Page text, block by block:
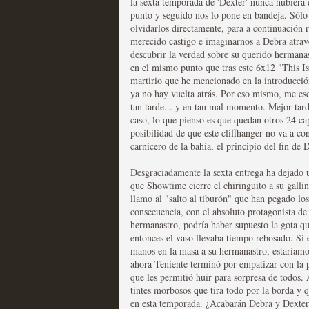
Las series disponibles
tienen fecha de
MOLTISANTI
Recomendación de la semana
La barrera de las 500
desde Silicon Valley
MOLTISANTI
Recomendación de la semana
punto y seguido nos lo pone en bandeja.
olvidarlos directamente, para a continuación
merecido castigo e imaginarnos a Debra
descubrir la verdad sobre su querido
en el mismo punto que tras este 6x12 "This
martirio que he mencionado en la
ya no hay vuelta atrás. Por eso mismo, me
tan tarde... y en tan mal momento. Mejor
caso, lo que pienso es que quedan otros 24
posibilidad de que este cliffhanger no va a
carnicero de la bahía, el principio del fin de
Desgraciadamente la sexta entrega ha
que Showtime cierre el chiringuito a su
llamo al "salto al tiburón" que han pegado
consecuencia, con el absoluto protagonista
hermanastro, podría haber supuesto la gota
entonces el vaso llevaba tiempo rebosado.
manos en la masa a su hermanastro,
ahora Teniente terminó por empatizar con
que les permitió huir para sorpresa de
tintes morbosos que tira todo por la borda y
en esta temporada. ¿Acabarán Debra y